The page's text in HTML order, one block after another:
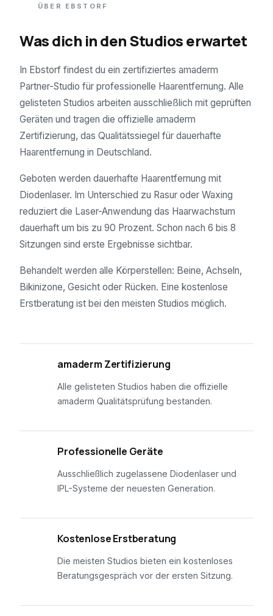
ÜBER EBSTORF
Was dich in den Studios erwartet
In Ebstorf findest du ein zertifiziertes amaderm
Partner-Studio für professionelle Haarentfernung. Alle
gelisteten Studios arbeiten ausschließlich mit geprüften
Geräten und tragen die offizielle amaderm
Zertifizierung, das Qualitätssiegel für dauerhafte
Haarentfernung in Deutschland.
Geboten werden dauerhafte Haarentfernung mit
Diodenlaser. Im Unterschied zu Rasur oder Waxing
reduziert die Laser-Anwendung das Haarwachstum
dauerhaft um bis zu 90 Prozent. Schon nach 6 bis 8
Sitzungen sind erste Ergebnisse sichtbar.
Behandelt werden alle Körperstellen: Beine, Achseln,
Bikinizone, Gesicht oder Rücken. Eine kostenlose
Erstberatung ist bei den meisten Studios möglich.
amaderm Zertifizierung
Alle gelisteten Studios haben die offizielle
amaderm Qualitätsprüfung bestanden.
Professionelle Geräte
Ausschließlich zugelassene Diodenlaser und
IPL-Systeme der neuesten Generation.
Kostenlose Erstberatung
Die meisten Studios bieten ein kostenloses
Beratungsgespräch vor der ersten Sitzung.